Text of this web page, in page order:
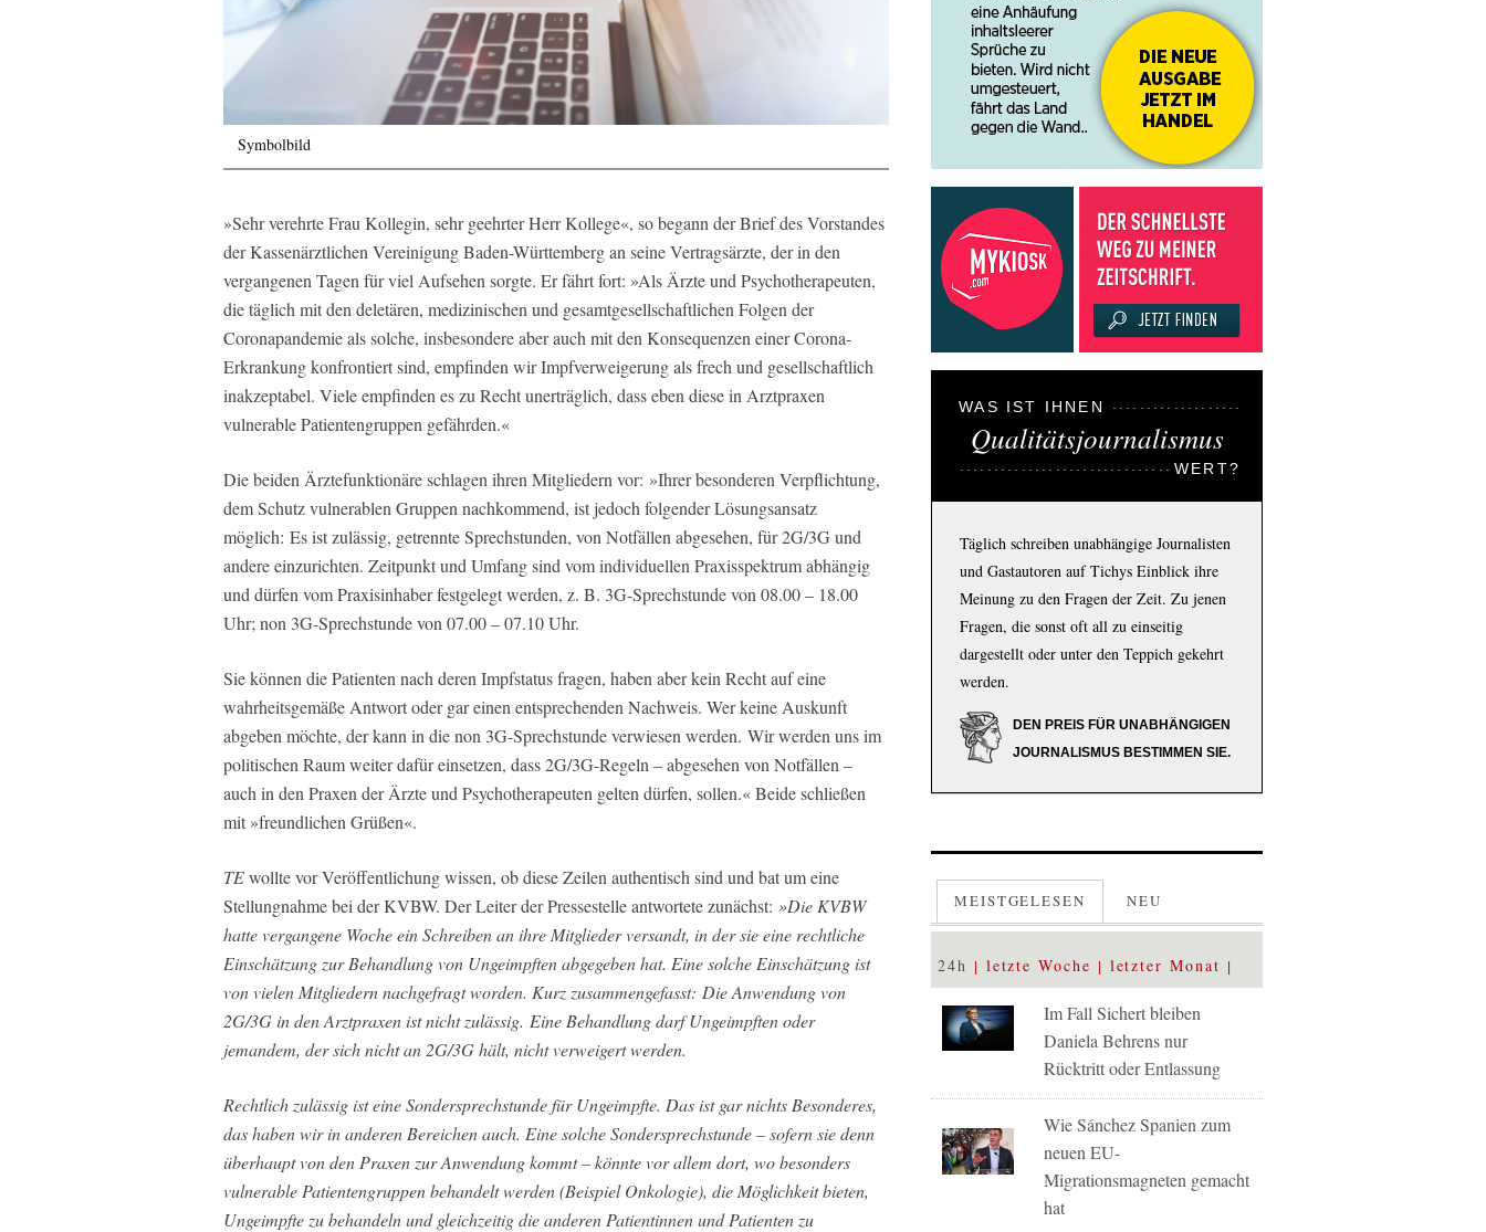
Symbolbild
»Sehr verehrte Frau Kollegin, sehr geehrter Herr Kollege«, so begann der Brief des Vorstandes
der Kassenärztlichen Vereinigung Baden-Württemberg an seine Vertragsärzte, der in den
vergangenen Tagen für viel Aufsehen sorgte. Er fährt fort: »Als Ärzte und Psychotherapeuten,
die täglich mit den deletären, medizinischen und gesamtgesellschaftlichen Folgen der
Coronapandemie als solche, insbesondere aber auch mit den Konsequenzen einer Corona-
Erkrankung konfrontiert sind, empfinden wir Impfverweigerung als frech und gesellschaftlich
inakzeptabel. Viele empfinden es zu Recht unerträglich, dass eben diese in Arztpraxen
vulnerable Patientengruppen gefährden.«
Die beiden Ärztefunktionäre schlagen ihren Mitgliedern vor: »Ihrer besonderen Verpflichtung,
dem Schutz vulnerablen Gruppen nachkommend, ist jedoch folgender Lösungsansatz
möglich: Es ist zulässig, getrennte Sprechstunden, von Notfällen abgesehen, für 2G/3G und
andere einzurichten. Zeitpunkt und Umfang sind vom individuellen Praxisspektrum abhängig
und dürfen vom Praxisinhaber festgelegt werden, z. B. 3G-Sprechstunde von 08.00 – 18.00
Uhr; non 3G-Sprechstunde von 07.00 – 07.10 Uhr.
Sie können die Patienten nach deren Impfstatus fragen, haben aber kein Recht auf eine
wahrheitsgemäße Antwort oder gar einen entsprechenden Nachweis. Wer keine Auskunft
abgeben möchte, der kann in die non 3G-Sprechstunde verwiesen werden. Wir werden uns im
politischen Raum weiter dafür einsetzen, dass 2G/3G-Regeln – abgesehen von Notfällen –
auch in den Praxen der Ärzte und Psychotherapeuten gelten dürfen, sollen.« Beide schließen
mit »freundlichen Grüßen«.
TEwollte vor Veröffentlichung wissen, ob diese Zeilen authentisch sind und bat um eine
Stellungnahme bei der KVBW. Der Leiter der Pressestelle antwortete zunächst: »Die KVBW
hatte vergangene Woche ein Schreiben an ihre Mitglieder versandt, in der sie eine rechtliche
Einschätzung zur Behandlung von Ungeimpften abgegeben hat. Eine solche Einschätzung ist
von vielen Mitgliedern nachgefragt worden. Kurz zusammengefasst: Die Anwendung von
2G/3G in den Arztpraxen ist nicht zulässig. Eine Behandlung darf Ungeimpften oder
jemandem, der sich nicht an 2G/3G hält, nicht verweigert werden.
Rechtlich zulässig ist eine Sondersprechstunde für Ungeimpfte. Das ist gar nichts Besonderes,
das haben wir in anderen Bereichen auch. Eine solche Sondersprechstunde – sofern sie denn
überhaupt von den Praxen zur Anwendung kommt – könnte vor allem dort, wo besonders
vulnerable Patientengruppen behandelt werden (Beispiel Onkologie), die Möglichkeit bieten,
Ungeimpfte zu behandeln und gleichzeitig die anderen Patientinnen und Patienten zu
WAS IST IHNEN
Qualitätsjournalismus
WERT?
Täglich schreiben unabhängige Journalisten
und Gastautoren auf Tichys Einblick ihre
Meinung zu den Fragen der Zeit. Zu jenen
Fragen, die sonst oft all zu einseitig
dargestellt oder unter den Teppich gekehrt
werden.
DEN PREIS FÜR UNABHÄNGIGEN
JOURNALISMUS BESTIMMEN SIE.
MEISTGELESEN NEU
24h letzte Woche letzter Monat
Im Fall Sichert bleiben
Daniela Behrens nur
Rücktritt oder Entlassung
Wie Sánchez Spanien zum
neuen EU-
Migrationsmagneten gemacht
hat